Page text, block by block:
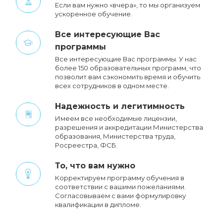
Если вам нужно «вчера», то мы организуем
ускоренное обучение.
Все интересующие Вас
программы
Все интересующие Вас программы. У нас
более 150 образовательных программ, что
позволит вам сэкономить время и обучить
всех сотрудников в одном месте.
Надежность и легитимность
Имеем все необходимые лицензии,
разрешения и аккредитации Министерства
образования, Министерства труда,
Росреестра, ФСБ.
То, что вам нужно
Корректируем программу обучения в
соответствии с вашими пожеланиями.
Cогласовываем с вами формулировку
квалификации в дипломе.